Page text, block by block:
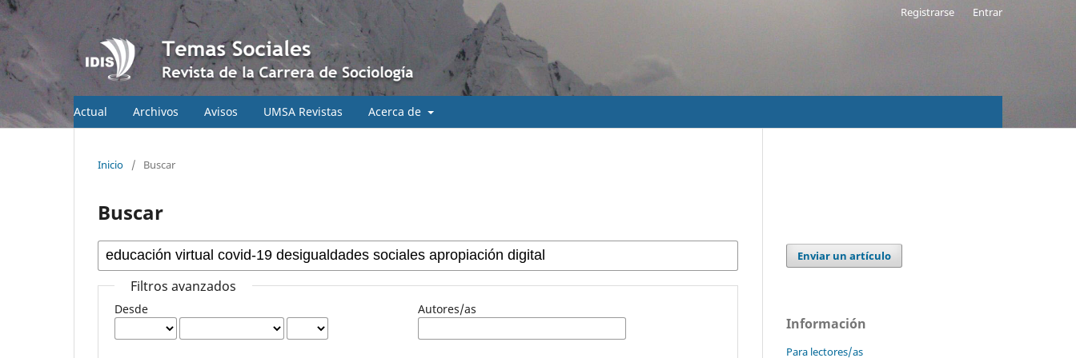
Actual Archivos Avisos UMSA Revistas Acerca de
Registrarse Entrar
Inicio / Buscar
Buscar
Filtros avanzados
Desde Autores/as
Enviar un artículo
Información
Para lectores/as